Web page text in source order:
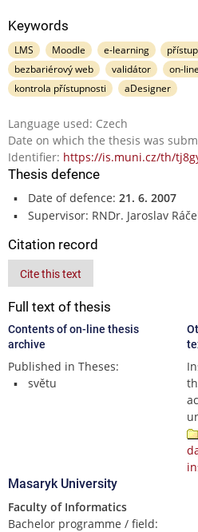
Keywords
LMS Moodle e-learning
bezbariérový web
validátor
on-
kontrola přístupnosti
aDesigner
Language used: Czech
Date on which the thesis was
Identifier: https://is.muni.cz/th/
Thesis defence
Date of defence: 21. 6. 2007
Supervisor: RNDr. Jaroslav
Citation record
Cite this text
Full text of thesis
Contents of on-line thesis
archive
Published in Theses:
světu
Masaryk University
Faculty of Informatics
Bachelor programme / field: